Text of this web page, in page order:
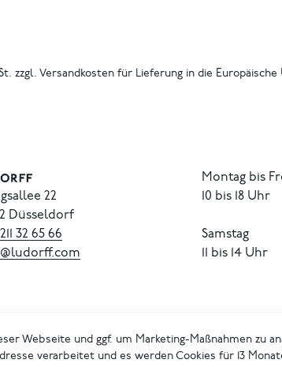
zzgl. Versandkosten für Lieferung in die
22
Düsseldorf
211 32 65 66
Montag bis
10 bis 18 Uhr
Samstag
11 bis 14 Uhr
Webseite und ggf. um Marketing-Maßnahmen zu
verarbeitet und es werden Cookies für 13